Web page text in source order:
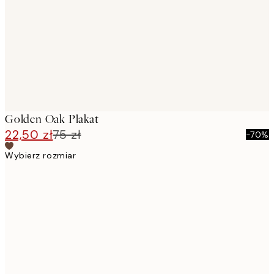
Golden Oak Plakat
22,50 zł75 zł
-70%
Wybierz rozmiar